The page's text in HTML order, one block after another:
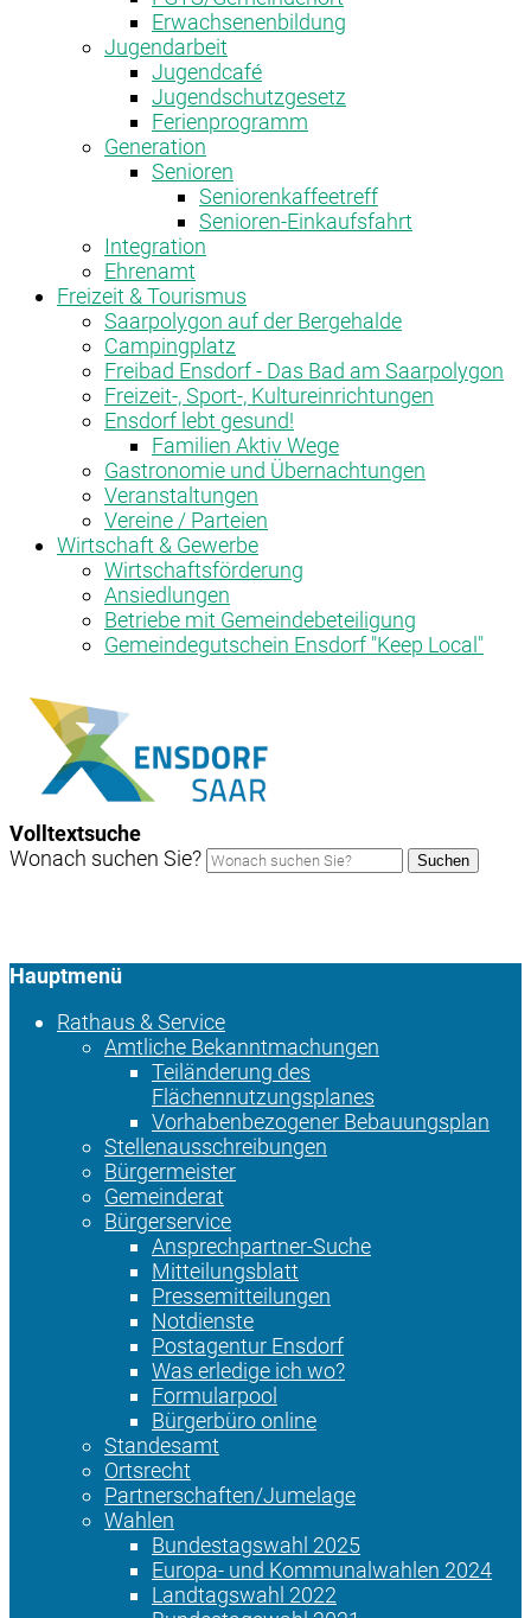
Erwachsenenbildung
Jugendarbeit
Jugendcafé
Jugendschutzgesetz
Ferienprogramm
Generation
Senioren
Seniorenkaffeetreff
Senioren-Einkaufsfahrt
Integration
Ehrenamt
Freizeit & Tourismus
Saarpolygon auf der Bergehalde
Campingplatz
Freibad Ensdorf - Das Bad am Saarpolygon
Freizeit-, Sport-, Kultureinrichtungen
Ensdorf lebt gesund!
Familien Aktiv Wege
Gastronomie und Übernachtungen
Veranstaltungen
Vereine / Parteien
Wirtschaft & Gewerbe
Wirtschaftsförderung
Ansiedlungen
Betriebe mit Gemeindebeteiligung
Gemeindegutschein Ensdorf "Keep Local"
Volltextsuche
Wonach suchen Sie?
Suchen
Hauptmenü
Rathaus & Service
Amtliche Bekanntmachungen
Teiländerung des
Flächennutzungsplanes
Vorhabenbezogener Bebauungsplan
Stellenausschreibungen
Bürgermeister
Gemeinderat
Bürgerservice
Ansprechpartner-Suche
Mitteilungsblatt
Pressemitteilungen
Notdienste
Postagentur Ensdorf
Was erledige ich wo?
Formularpool
Bürgerbüro online
Standesamt
Ortsrecht
Partnerschaften/Jumelage
Wahlen
Bundestagswahl 2025
Europa- und Kommunalwahlen 2024
Landtagswahl 2022